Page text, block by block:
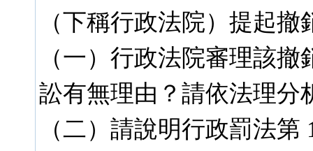
（下稱行政法院）提起
（一）行政法院審理該
訟有無理由？請依法理分
（二）請說明行政罰法